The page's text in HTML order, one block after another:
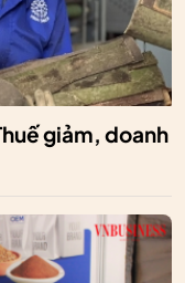
giảm, doanh